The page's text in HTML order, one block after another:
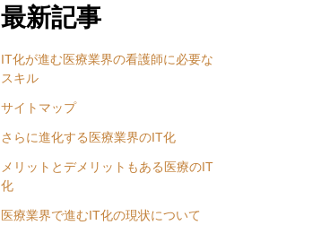
最新記事
IT化が進む医療業界の看護師に必要な
スキル
サイトマップ
さらに進化する医療業界のIT化
メリットとデメリットもある医療のIT
化
医療業界で進むIT化の現状について